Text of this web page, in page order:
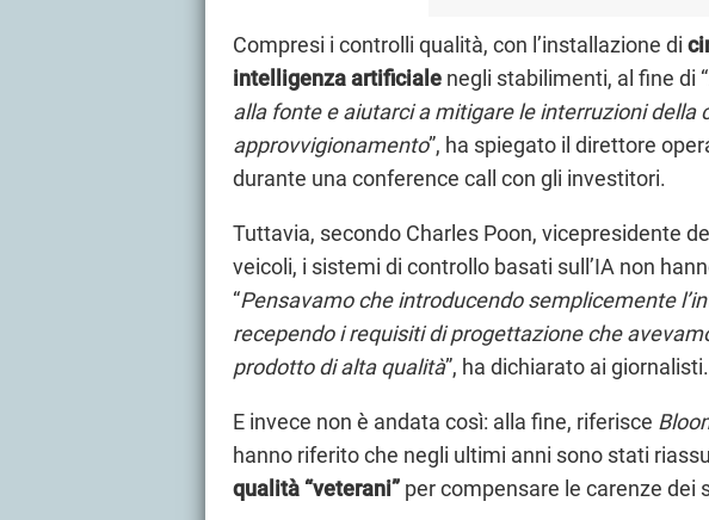
Compresi i controlli qualità, con l’installazione di
intelligenza artificiale negli stabilimenti, al fine di “
alla fonte e aiutarci a mitigare le interruzioni della
approvvigionamento”, ha spiegato il direttore
durante una conference call con gli investitori.
Tuttavia, secondo Charles Poon, vicepresidente
veicoli, i sistemi di controllo basati sull’IA non
“Pensavamo che introducendo semplicemente
recependo i requisiti di progettazione che
prodotto di alta qualità”, ha dichiarato ai giornalisti.
E invece non è andata così: alla fine, riferisce
hanno riferito che negli ultimi anni sono stati
qualità “veterani” per compensare le carenze